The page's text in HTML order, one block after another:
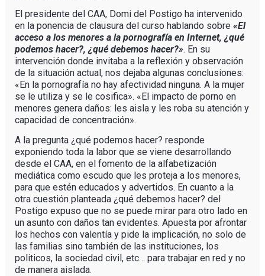
El presidente del CAA, Domi del Postigo ha intervenido
en la ponencia de clausura del curso hablando sobre«El
acceso a los menores a la pornografía en Internet, ¿qué
podemos hacer?, ¿qué debemos hacer?». En su
intervención donde invitaba a la reflexión y observación
de la situación actual, nos dejaba algunas conclusiones:
«En la pornografía no hay afectividad ninguna. A la mujer
se le utiliza y se le cosifica». «El impacto de porno en
menores genera daños: les aisla y les roba su atención y
capacidad de concentración».
A la pregunta ¿qué podemos hacer? responde
exponiendo toda la labor que se viene desarrollando
desde el CAA, en el fomento de la alfabetización
mediática como escudo que les proteja a los menores,
para que estén educados y advertidos. En cuanto a la
otra cuestión planteada ¿qué debemos hacer? del
Postigo expuso que no se puede mirar para otro lado en
un asunto con daños tan evidentes. Apuesta por afrontar
los hechos con valentía y pide la implicación, no solo de
las familias sino también de las instituciones, los
politicos, la sociedad civil, etc… para trabajar en red y no
de manera aislada.